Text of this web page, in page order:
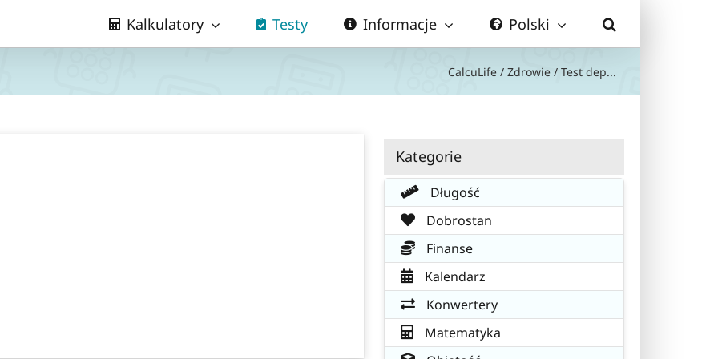
Kalkulatory Testy Informacje Polski
CalcuLife / Zdrowie / Test dep...
Kategorie
Długość
Dobrostan
Finanse
Kalendarz
Konwertery
Matematyka